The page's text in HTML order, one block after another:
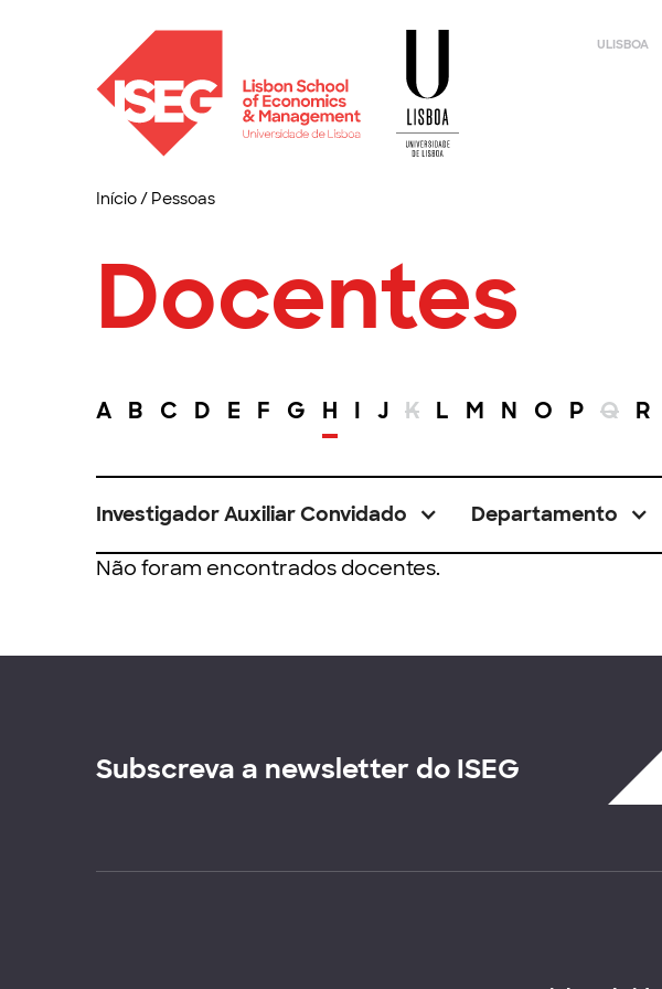
ULISBOA
Início/ Pessoas
Docentes
A B C D E F G H I J K L M N O P Q R
Investigador Auxiliar Convidado Departamento
Não foram encontrados docentes.
Subscreva a newsletter do ISEG